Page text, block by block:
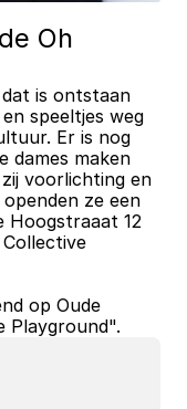
Oh
dat is ontstaan
speeltjes weg
Er is nog
dames maken
voorlichting en
ze een
Hoogstraaat 12
op Oude
Playground".